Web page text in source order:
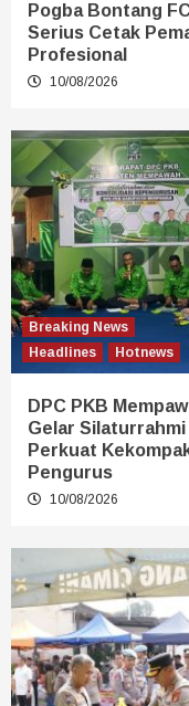
Pogba Bontang FC
Serius Cetak
Profesional
10/08/2026
Breaking News
Headlines
Hotnews
DPC PKB
Gelar Silaturrahmi
Perkuat
Pengurus
10/08/2026